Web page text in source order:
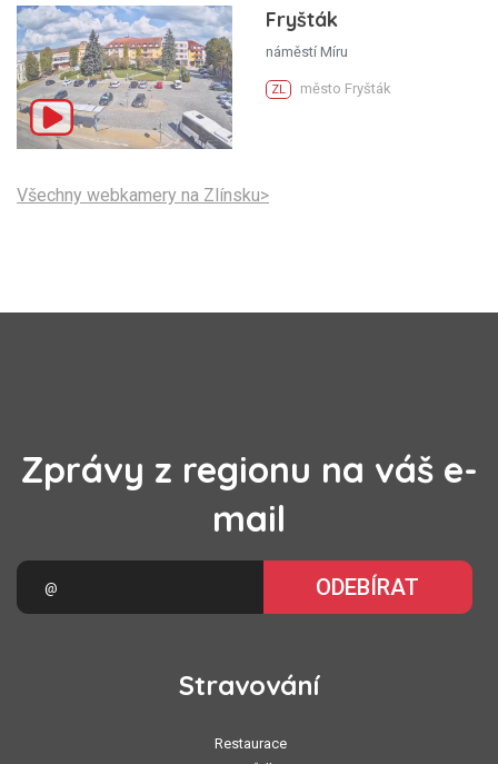
Fryšták
náměstí Míru
ZL město Fryšták
Všechny webkamery na Zlínsku>
Zprávy z regionu na váš e-
mail
ODEBÍRAT
Stravování
Restaurace